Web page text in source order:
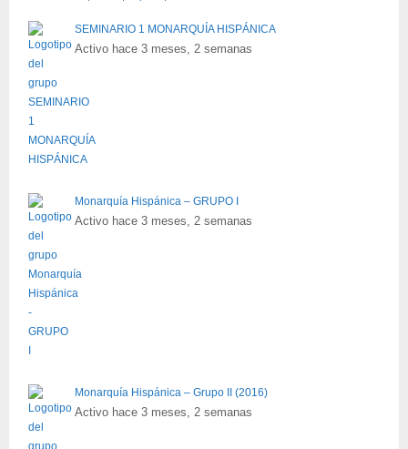
SEMINARIO 1 MONARQUÍA HISPÁNICA
Activo hace 3 meses, 2 semanas
Monarquía Hispánica – GRUPO I
Activo hace 3 meses, 2 semanas
Monarquía Hispánica – Grupo II (2016)
Activo hace 3 meses, 2 semanas